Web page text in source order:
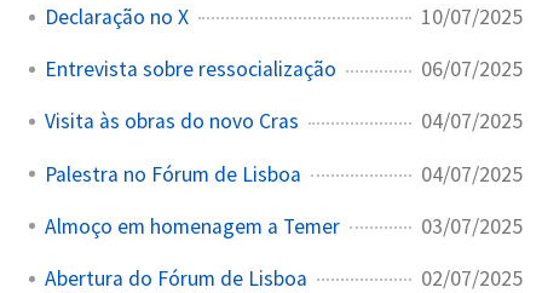
Declaração no X 10/07/2025
Entrevista sobre ressocialização 06/07/2025
Visita às obras do novo Cras 04/07/2025
Palestra no Fórum de Lisboa 04/07/2025
Almoço em homenagem a Temer 03/07/2025
Abertura do Fórum de Lisboa 02/07/2025